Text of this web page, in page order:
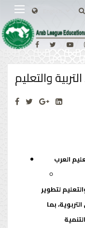
والتعليم
لتطوير
بما